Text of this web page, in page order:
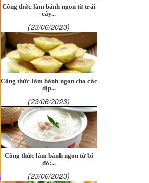
Công thức làm bánh ngon từ trái
cây...
(23/06/2023)
Công thức làm bánh ngon cho các
dịp...
(23/06/2023)
Công thức làm bánh ngon từ bí
đỏ:...
(23/06/2023)